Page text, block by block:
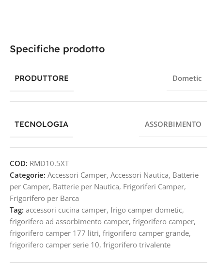
Specifiche prodotto
PRODUTTORE Dometic
TECNOLOGIA ASSORBIMENTO
COD: RMD10.5XT
Categorie: Accessori Camper, Accessori Nautica, Batterie
per Camper, Batterie per Nautica, Frigoriferi Camper,
Frigorifero per Barca
Tag: accessori cucina camper, frigo camper dometic,
frigorifero ad assorbimento camper, frigorifero camper,
frigorifero camper 177 litri, frigorifero camper grande,
frigorifero camper serie 10, frigorifero trivalente